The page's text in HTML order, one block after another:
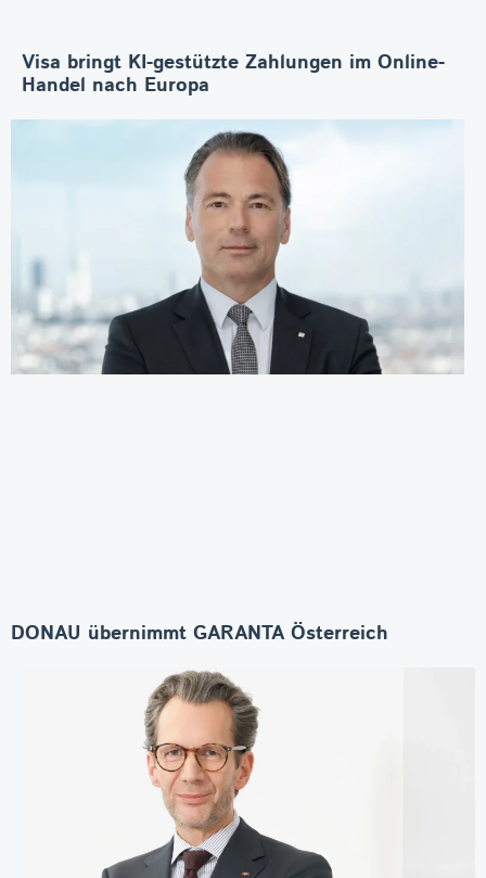
Visa bringt KI-gestützte Zahlungen im Online-
Handel nach Europa
DONAU übernimmt GARANTA Österreich